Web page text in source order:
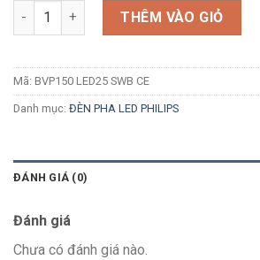
Số lượng THÊM VÀO GIỎ
Mã: BVP150 LED25 SWB CE
Danh mục: ĐÈN PHA LED PHILIPS
ĐÁNH GIÁ (0)
Đánh giá
Chưa có đánh giá nào.